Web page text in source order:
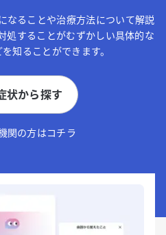
なることや治療方法について解説
処することがむずかしい具体的な
知ることができます。
状から探す
関の方はコチラ